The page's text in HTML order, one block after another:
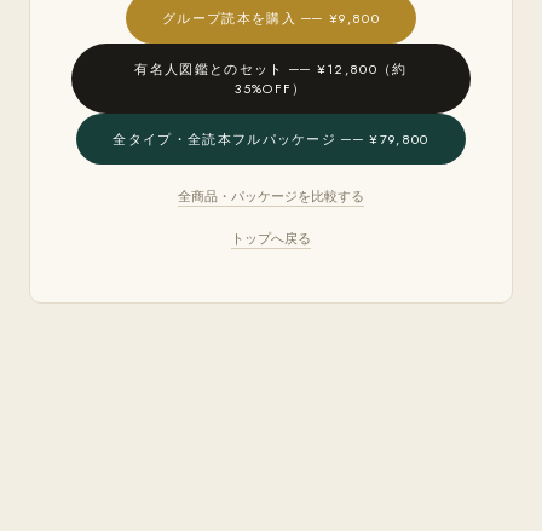
グループ読本を購入 ── ¥9,800
有名人図鑑とのセット ── ¥12,800（約
35%OFF）
全タイプ・全読本フルパッケージ ── ¥79,800
全商品・パッケージを比較する
トップへ戻る